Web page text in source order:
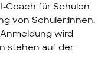
Coach für Schulen
von Schüler:innen.
wird
stehen auf der